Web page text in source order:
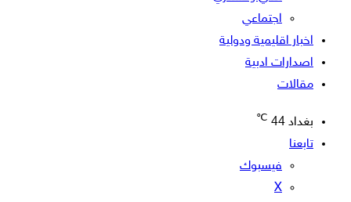
اجتماعي
اخبار اقليمية ودولية
اصدارات ادبية
مقالات
بغداد 44
℃
تابعنا
فيسبوك
‫X